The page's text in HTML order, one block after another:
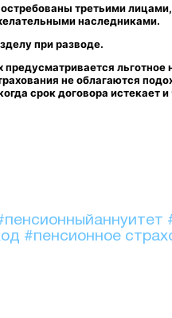
третьими
наследниками.
при разводе.
льготное
не облагаются
срок договора истекает
#пенсионное